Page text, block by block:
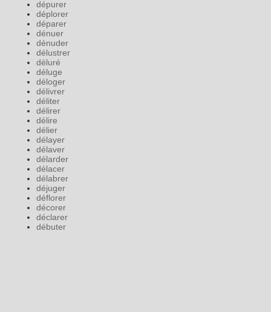
dépurer
déplorer
déparer
dénuer
dénuder
délustrer
déluré
déluge
déloger
délivrer
déliter
délirer
délire
délier
délayer
délaver
délarder
délacer
délabrer
déjuger
déflorer
décorer
déclarer
débuter